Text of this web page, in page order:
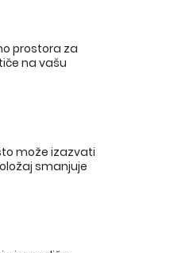
prostora za
na vašu
može izazvati
smanjuje